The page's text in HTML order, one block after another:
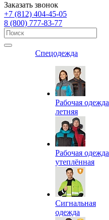
Заказать звонок
+7 (812) 404-45-05
8 (800) 777-83-77
Спецодежда
Рабочая одежда
летняя
Рабочая одежда
утеплённая
Сигнальная
одежда